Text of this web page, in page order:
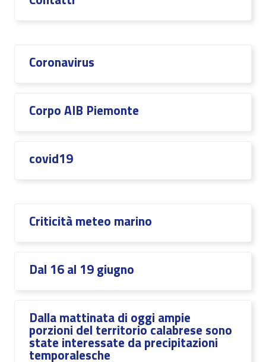
Coronavirus
Corpo AIB Piemonte
covid19
Criticità meteo marino
Dal 16 al 19 giugno
Dalla mattinata di oggi ampie
porzioni del territorio calabrese sono
state interessate da precipitazioni
temporalesche